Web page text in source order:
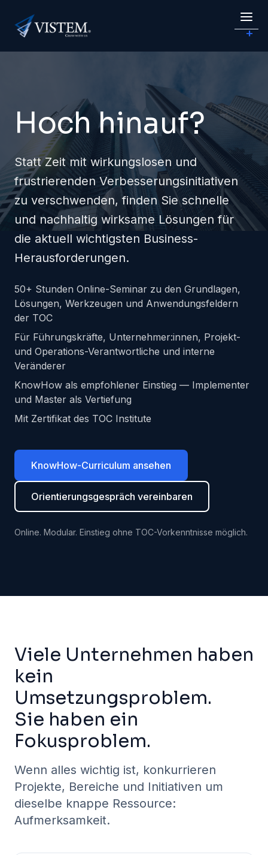
Hoch hinauf?
Statt Zeit mit wirkungslosen und
frustrierenden Verbesserungsinitiativen
zu verschwenden, finden Sie schnelle
und nachhaltig wirksame Lösungen für
die aktuell wichtigsten Business-
Herausforderungen.
50+ Stunden Online-Seminar zu den Grundlagen,
Lösungen, Werkzeugen und Anwendungsfeldern
der TOC
Für Führungskräfte, Unternehmer:innen, Projekt-
und Operations-Verantwortliche und interne
Veränderer
KnowHow als empfohlener Einstieg — Implementer
und Master als Vertiefung
Mit Zertifikat des TOC Institute
KnowHow-Curriculum ansehen
Orientierungsgespräch vereinbaren
Online. Modular. Einstieg ohne TOC-Vorkenntnisse möglich.
Viele Unternehmen haben
kein
Umsetzungsproblem.
Sie haben ein
Fokusproblem.
Wenn alles wichtig ist, konkurrieren
Projekte, Bereiche und Initiativen um
dieselbe knappe Ressource:
Aufmerksamkeit.